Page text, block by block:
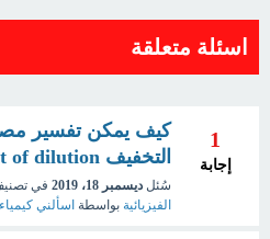
اسئلة متعلقة
1
إجابة
كيف يمكن تفسير
التخفيف Heat of dilution ؟
سُئل ديسمبر 18، 2019 في
الفيزيائية بواسطة اسألني كيمياء